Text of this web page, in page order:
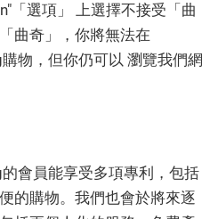
「選項」 上選擇不接受「曲
曲奇」，你將無法在
物，但你仍可以 瀏覽我們網
會員能享受多項專利，包括
的購物。我們也會於將來逐